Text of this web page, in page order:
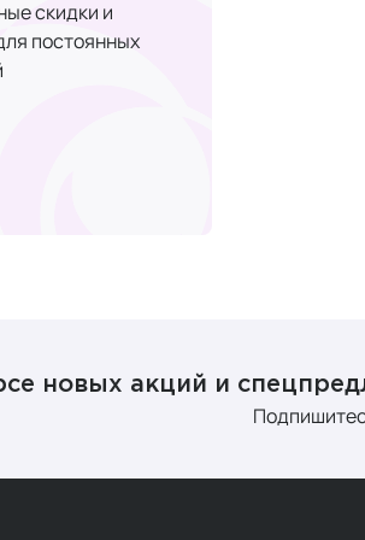
скидки и
постоянных
После
новых акций и